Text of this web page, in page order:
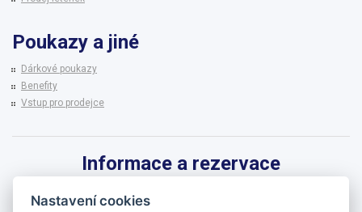
Poukazy a jiné
Dárkové poukazy
Benefity
Vstup pro prodejce
Informace a rezervace
Nastavení cookies